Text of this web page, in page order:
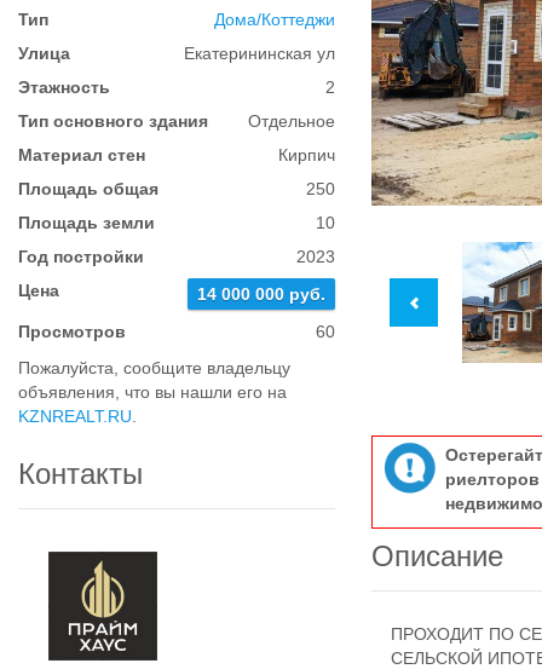
Тип
Дома/Коттеджи
Улица
Екатерининская ул
Этажность
2
Тип основного здания
Отдельное
Материал стен
Кирпич
Площадь общая
250
Площадь земли
10
Год постройки
2023
Цена
14 000 000 руб.
Просмотров
60
Пожалуйста, сообщите владельцу
объявления, что вы нашли его на
KZNREALT.RU
Контакты
Описание
ПРОХОДИТ ПО
СЕЛЬСКОЙ